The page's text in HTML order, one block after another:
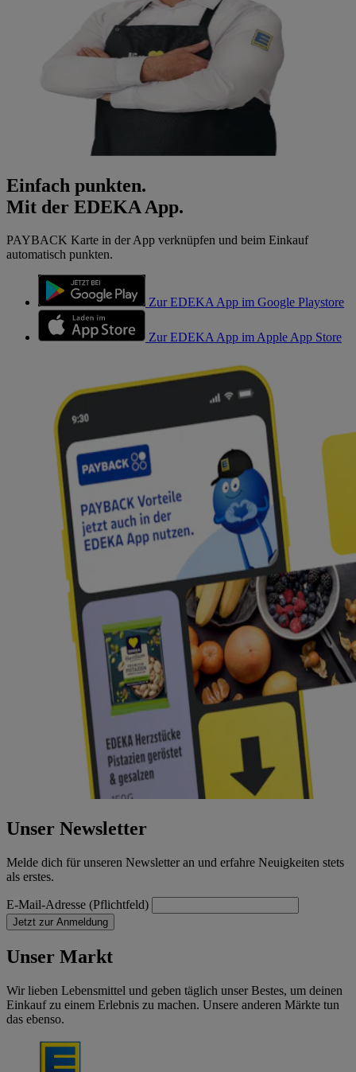
Einfach punkten.
Mit der EDEKA App.
PAYBACK Karte in der App verknüpfen und beim Einkauf
automatisch punkten.
Zur EDEKA App im Google Playstore
Zur EDEKA App im Apple App Store
Unser Newsletter
Melde dich für unseren Newsletter an und erfahre Neuigkeiten stets
als erstes.
E-Mail-Adresse (Pflichtfeld)
Jetzt zur Anmeldung
Unser Markt
Wir lieben Lebensmittel und geben täglich unser Bestes, um deinen
Einkauf zu einem Erlebnis zu machen. Unsere anderen Märkte tun
das ebenso.